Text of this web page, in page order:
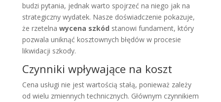
budzi pytania, jednak warto spojrzeć na niego jak na
strategiczny wydatek. Nasze doświadczenie pokazuje,
że rzetelna wycena szkód stanowi fundament, który
pozwala uniknąć kosztownych błędów w procesie
likwidacji szkody.
Czynniki wpływające na koszt
Cena usługi nie jest wartością stałą, ponieważ zależy
od wielu zmiennych technicznych. Głównym czynnikiem